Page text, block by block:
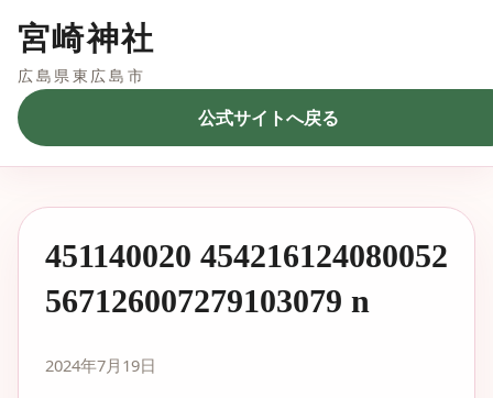
宮崎神社
広島県東広島市
公式サイトへ戻る
451140020 454216124080052
567126007279103079 n
2024年7月19日